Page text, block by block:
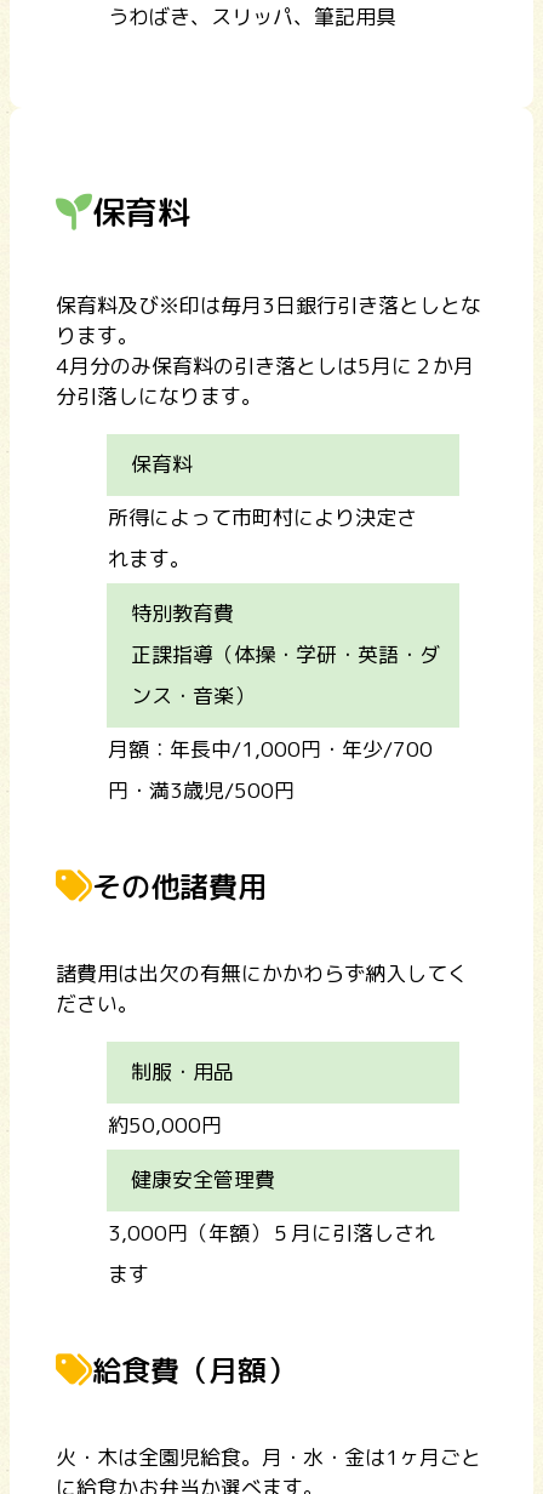
うわばき、スリッパ、筆記用具
保育料
保育料及び※印は毎月3日銀行引き落としとな
ります。
4月分のみ保育料の引き落としは5月に２か月
分引落しになります。
保育料
所得によって市町村により決定さ
れます。
特別教育費
正課指導（体操・学研・英語・ダ
ンス・音楽）
月額：年長中/1,000円・年少/700
円・満3歳児/500円
その他諸費用
諸費用は出欠の有無にかかわらず納入してく
ださい。
制服・用品
約50,000円
健康安全管理費
3,000円（年額）５月に引落しされ
ます
給食費（月額）
火・木は全園児給食。月・水・金は1ヶ月ごと
に給食かお弁当か選べます。